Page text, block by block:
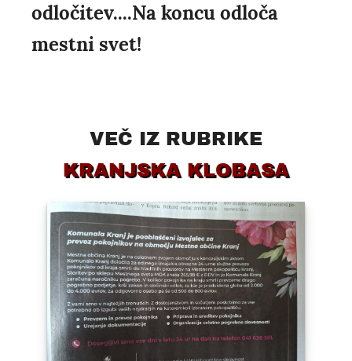
odločitev....Na koncu odloča
mestni svet!
VEČ IZ RUBRIKE
KRANJSKA KLOBASA